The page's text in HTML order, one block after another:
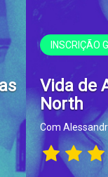
INSCRIÇÃO
Vida de
North
Com